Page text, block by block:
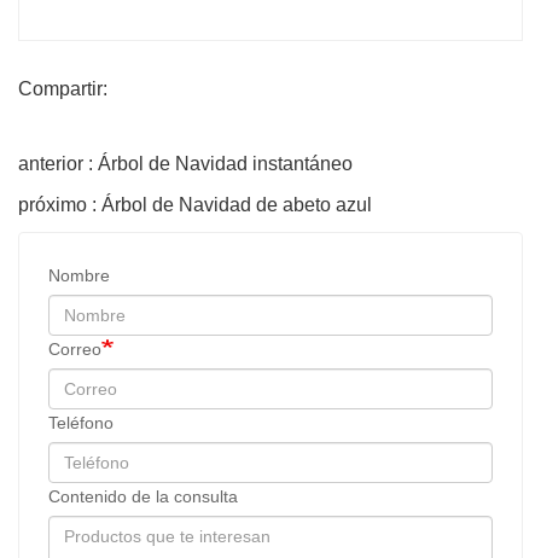
Compartir:
anterior : Árbol de Navidad instantáneo
próximo : Árbol de Navidad de abeto azul
Nombre
Correo
Teléfono
Contenido de la consulta